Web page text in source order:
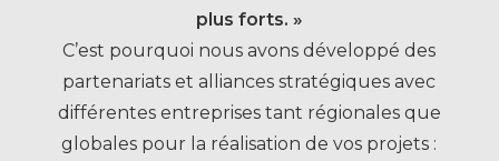
plus forts. »
C’est pourquoi nous avons développé des
partenariats et alliances stratégiques avec
différentes entreprises tant régionales que
globales pour la réalisation de vos projets :